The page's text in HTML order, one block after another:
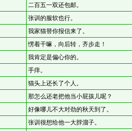
二百五一双还包邮。
张训的服软也行。
我家猫替你报信来了。
愣着干嘛，向后转，齐步走！
我肯定是偏心你的。
手痒。
猫头上还长了个人。
那怎么还老把他当小屁孩儿呢？
好像哪儿不大对劲的秋天到了。
张训很想给他一大脖溜子。